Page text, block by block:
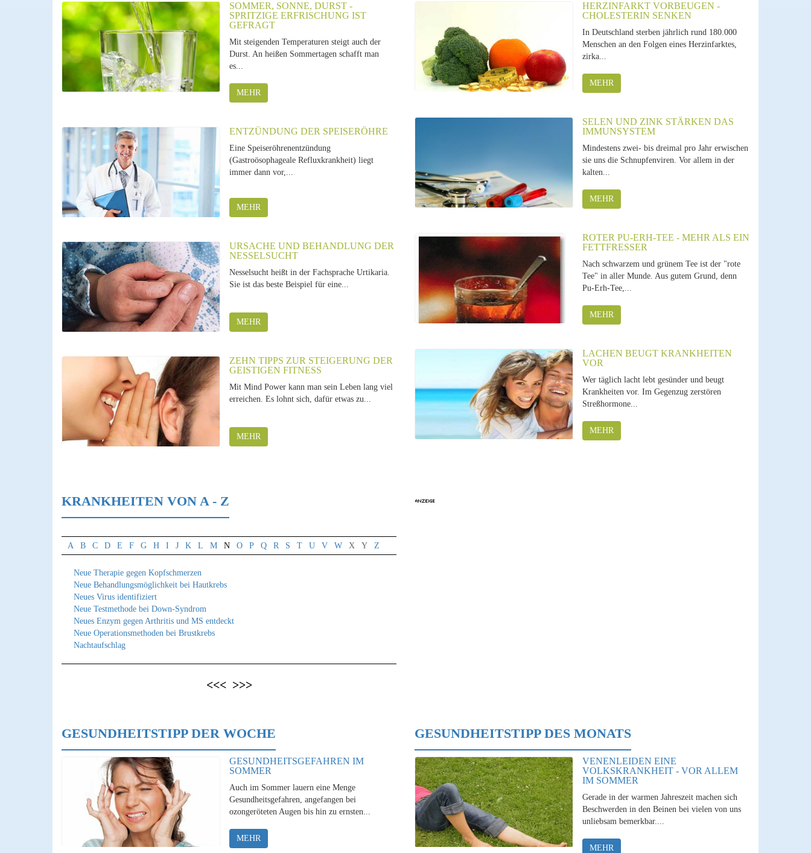
SOMMER, SONNE, DURST -
SPRITZIGE ERFRISCHUNG IST
GEFRAGT
Mit steigenden Temperaturen steigt auch der
Durst. An heißen Sommertagen schafft man
es...
MEHR
ENTZÜNDUNG DER SPEISERÖHRE
Eine Speiseröhrenentzündung
(Gastroösophageale Refluxkrankheit) liegt
immer dann vor,...
MEHR
URSACHE UND BEHANDLUNG DER
NESSELSUCHT
Nesselsucht heißt in der Fachsprache Urtikaria.
Sie ist das beste Beispiel für eine...
MEHR
ZEHN TIPPS ZUR STEIGERUNG DER
GEISTIGEN FITNESS
Mit Mind Power kann man sein Leben lang viel
erreichen. Es lohnt sich, dafür etwas zu...
MEHR
HERZINFARKT VORBEUGEN -
CHOLESTERIN SENKEN
In Deutschland sterben jährlich rund 180.000
Menschen an den Folgen eines Herzinfarktes,
zirka...
MEHR
SELEN UND ZINK STÄRKEN DAS
IMMUNSYSTEM
Mindestens zwei- bis dreimal pro Jahr erwischen
sie uns die Schnupfenviren. Vor allem in der
kalten...
MEHR
ROTER PU-ERH-TEE - MEHR ALS EIN
FETTFRESSER
Nach schwarzem und grünem Tee ist der "rote
Tee" in aller Munde. Aus gutem Grund, denn
Pu-Erh-Tee,...
MEHR
LACHEN BEUGT KRANKHEITEN
VOR
Wer täglich lacht lebt gesünder und beugt
Krankheiten vor. Im Gegenzug zerstören
Streßhormone...
MEHR
KRANKHEITEN VON A - Z
A B C D E F G H I J K L M N O P Q R S T U V W X Y Z
Neue Therapie gegen Kopfschmerzen
Neue Behandlungsmöglichkeit bei Hautkrebs
Neues Virus identifiziert
Neue Testmethode bei Down-Syndrom
Neues Enzym gegen Arthritis und MS entdeckt
Neue Operationsmethoden bei Brustkrebs
Nachtaufschlag
<<< >>>
GESUNDHEITSTIPP DER WOCHE
GESUNDHEITSGEFAHREN IM
SOMMER
Auch im Sommer lauern eine Menge
Gesundheitsgefahren, angefangen bei
ozongeröteten Augen bis hin zu ernsten...
MEHR
GESUNDHEITSTIPP DES MONATS
VENENLEIDEN EINE
VOLKSKRANKHEIT - VOR ALLEM
IM SOMMER
Gerade in der warmen Jahreszeit machen sich
Beschwerden in den Beinen bei vielen von uns
unliebsam bemerkbar....
MEHR